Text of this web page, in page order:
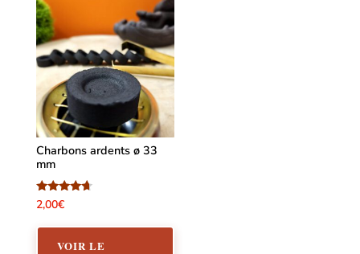
Charbons ardents ø 33
mm
Note
4.50
2,00€
VOIR LE